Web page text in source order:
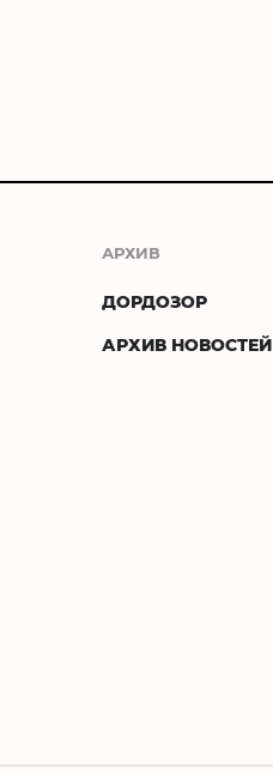
АРХИВ
ДОРДОЗОР
АРХИВ НОВОСТЕЙ